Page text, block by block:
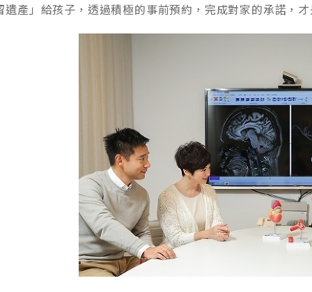
遺產」給孩子，透過積極的事前預約，完成對家的承諾，